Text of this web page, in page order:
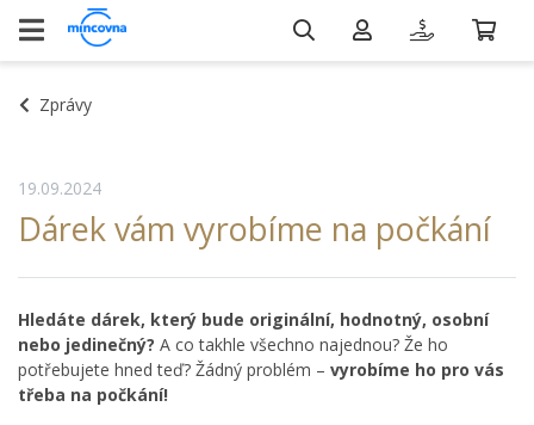
Zprávy
Dárek vám vyrobíme na počkání
19.09.2024
Hledáte dárek, který bude originální, hodnotný, osobní
nebo jedinečný? A co takhle všechno najednou? Že ho
potřebujete hned teď? Žádný problém – vyrobíme ho pro vás
třeba na počkání!